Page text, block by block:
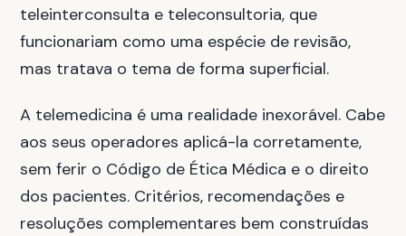
teleinterconsulta e teleconsultoria, que
funcionariam como uma espécie de revisão,
mas tratava o tema de forma superficial.
A telemedicina é uma realidade inexorável. Cabe
aos seus operadores aplicá-la corretamente,
sem ferir o Código de Ética Médica e o direito
dos pacientes. Critérios, recomendações e
resoluções complementares bem construídas